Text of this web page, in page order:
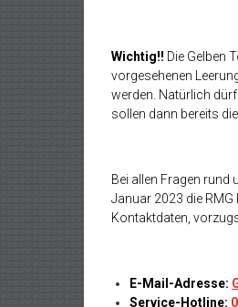
Wichtig!! Die Gelben
vorgesehenen
werden. Natürlich
sollen dann bereits
Bei allen Fragen rund
Januar 2023 die
Kontaktdaten,
E-Mail-Adresse:
Service-Hotline: